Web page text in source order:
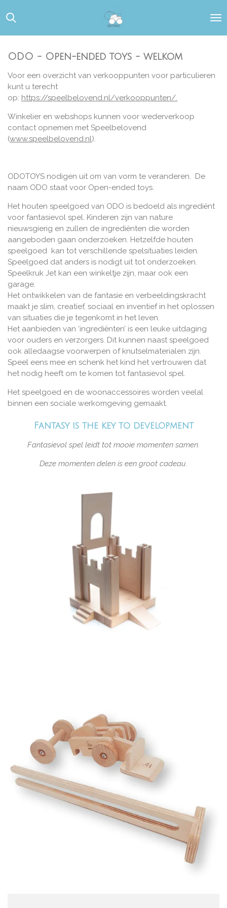
direct
hoofdinhoud
ODO - Open-ended toys - welkom
Voor een overzicht van verkooppunten voor particulieren
kunt u terecht
op: https://speelbelovend.nl/verkooppunten/.
Winkelier en webshops kunnen voor wederverkoop
contact opnemen met Speelbelovend
(www.speelbelovend.nl).
ODOTOYS nodigen uit om van vorm te veranderen. De
naam ODO staat voor Open-ended toys.
Het houten speelgoed van ODO is bedoeld als ingrediënt
voor fantasievol spel. Kinderen zijn van nature
nieuwsgierig en zullen de ingrediënten die worden
aangeboden gaan onderzoeken. Hetzelfde houten
speelgoed kan tot verschillende spelsituaties leiden.
Speelgoed dat anders is nodigt uit tot onderzoeken.
Speelkruk Jet kan een winkeltje zijn, maar ook een
garage.
Het ontwikkelen van de fantasie en verbeeldingskracht
maakt je slim, creatief, sociaal en inventief in het oplossen
van situaties die je tegenkomt in het leven.
Het aanbieden van ‘ingrediënten’ is een leuke uitdaging
voor ouders en verzorgers. Dit kunnen naast speelgoed
ook alledaagse voorwerpen of knutselmaterialen zijn.
Speel eens mee en schenk het kind het vertrouwen dat
het nodig heeft om te komen tot fantasievol spel.
Het speelgoed en de woonaccessoires worden veelal
binnen een sociale werkomgeving gemaakt.
Fantasy is the key to development
Fantasievol spel leidt tot mooie momenten samen.
Deze momenten delen is een groot cadeau.